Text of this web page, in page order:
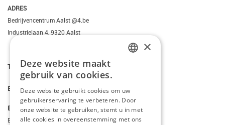
ADRES
Bedrijvencentrum Aalst @4.be
Industrielaan 4, 9320 Aalst
T. +3223095206
E. info@kiddotravel.be
BTW
BE 0685795740
ENGLISH
×
Deze website maakt
gebruik van cookies.
Deze website gebruikt cookies om uw
gebruikerservaring te verbeteren. Door
onze website te gebruiken, stemt u in met
alle cookies in overeenstemming met ons